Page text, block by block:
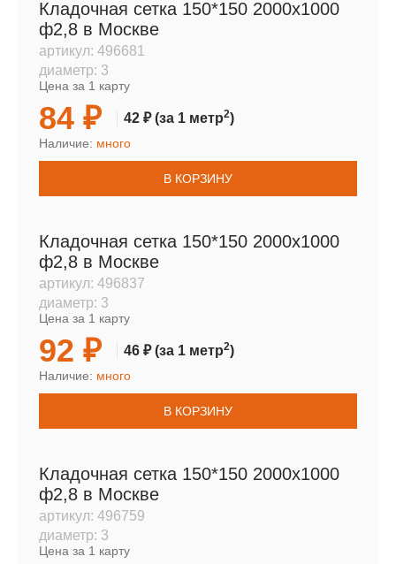
Кладочная сетка 150*150 2000х1000
ф2,8 в Москве
артикул: 496681
диаметр: 3
Цена за 1 карту
84 ₽ 42 ₽(за 1 метр2)
Наличие: много
В КОРЗИНУ
Кладочная сетка 150*150 2000х1000
ф2,8 в Москве
артикул: 496837
диаметр: 3
Цена за 1 карту
92 ₽ 46 ₽(за 1 метр2)
Наличие: много
В КОРЗИНУ
Кладочная сетка 150*150 2000х1000
ф2,8 в Москве
артикул: 496759
диаметр: 3
Цена за 1 карту